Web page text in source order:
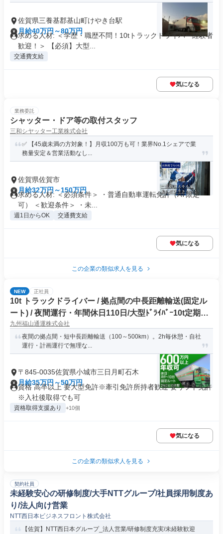
佐賀県三養基郡基山町けやき台駅
月給40万円～80万円
求める人材: ＜学歴・職歴不問！10tトラックドライバー経験者
歓迎！＞ 【必須】大型...
交通費支給
気になる
業務委託
シャッター・ドア等の取付スタッフ
三和シヤッター工業株式会社
✅ 【45歳未満の方対象！】月収100万も可！業界No.1シェアで業
務量安定＆営業活動なし...
佐賀県佐賀市
月給32万円～150万円
求める人材: ＜必須条件＞ ・普通自動車運転免許（AT限定
可） ＜歓迎条件＞ ・未...
週1日からOK 交通費支給
気になる
この企業の類似求人を見る
NEW 正社員
10t トラックドライバー / 拠点間の中長距離輸送(固定ル
ート) / 夜間運行・年間休日110日/大型ﾄﾞﾗｲﾊﾞｰ10t定期夜
間幹線便(正社員)
九州福山通運株式会社
夜間の拠点間・短中長距離輸送（100～500km）。2h毎休憩・自社
運行・計画運行で無理な...
〒845-0035佐賀県小城市三日月町石木
月給35万円～50万円
資格 高卒以上 要大型免許※牽引免許所持者歓迎 要リフト免許
※入社後取得でも可
資格取得支援あり +10個
気になる
この企業の類似求人を見る
契約社員
未経験安心の研修制度/大手NTTグループ/社員採用制度あ
り/法人向け営業
NTT西日本ビジネスフロント株式会社
【佐賀】NTT西日本グループ_法人営業/研修制度充実/未経験歓迎